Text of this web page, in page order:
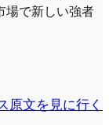
場で新しい強者
原文を見に行く